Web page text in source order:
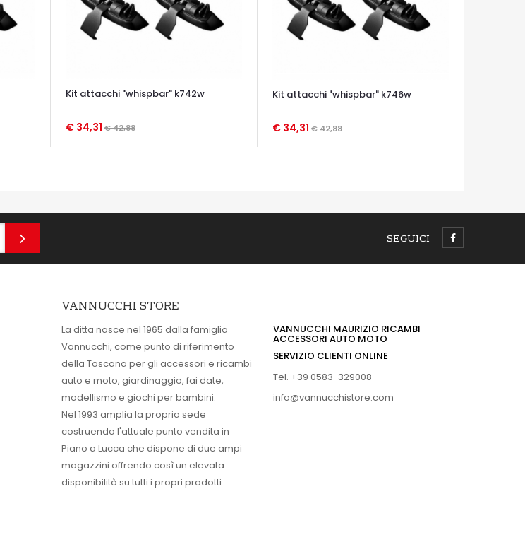
Kit attacchi "whispbar" k742w
€ 34,31 € 42,88
Kit attacchi "whispbar" k746w
€ 34,31€ 42,88
SEGUICI
VANNUCCHI STORE
La ditta nasce nel 1965 dalla famiglia
Vannucchi, come punto di riferimento
della Toscana per gli accessori e ricambi
auto e moto, giardinaggio, fai date,
modellismo e giochi per bambini.
Nel 1993 amplia la propria sede
costruendo l'attuale punto vendita in
Piano a Lucca che dispone di due ampi
magazzini offrendo così un elevata
disponibilità su tutti i propri prodotti.
VANNUCCHI MAURIZIO RICAMBI
ACCESSORI AUTO MOTO
SERVIZIO CLIENTI ONLINE
Tel. +39 0583-329008
info@vannucchistore.com